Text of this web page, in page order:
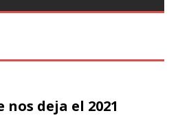
nos deja el 2021